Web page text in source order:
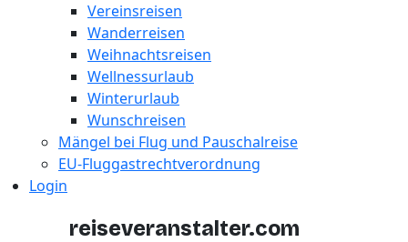
Vereinsreisen
Wanderreisen
Weihnachtsreisen
Wellnessurlaub
Winterurlaub
Wunschreisen
Mängel bei Flug und Pauschalreise
EU-Fluggastrechtverordnung
Login
reiseveranstalter.com